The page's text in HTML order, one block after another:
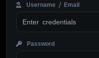
Username / Email
Password